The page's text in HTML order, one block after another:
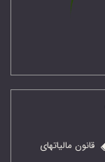
قانون مالیاتهای